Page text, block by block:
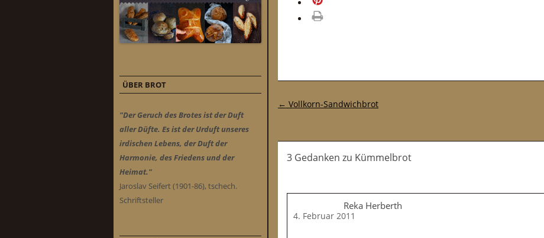
Post-Navigation
← Vollkorn-Sandwichbrot
3 Gedanken zu Kümmelbrot
Reka Herberth
4. Februar 2011
ÜBER BROT
"Der Geruch des Brotes ist der Duft
aller Düfte. Es ist der Urduft unseres
irdischen Lebens, der Duft der
Harmonie, des Friedens und der
Heimat."
Jaroslav Seifert (1901-86), tschech.
Schriftsteller